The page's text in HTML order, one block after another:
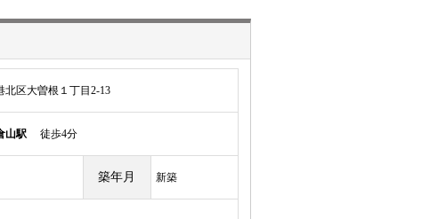
北区大曽根１丁目2-13
山駅徒歩4分
築年月 新築